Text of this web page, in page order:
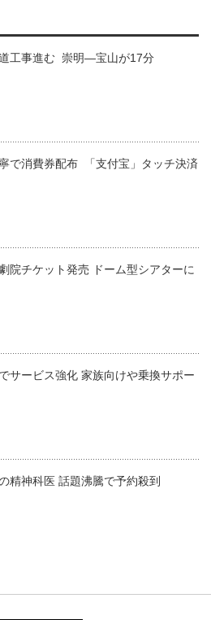
工事進む 崇明―宝山が17分
で消費券配布 「支付宝」タッチ決済
院チケット発売 ドーム型シアターに
サービス強化 家族向けや乗換サポー
精神科医 話題沸騰で予約殺到